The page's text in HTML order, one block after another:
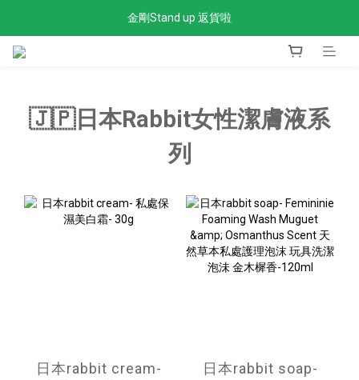
全單滿$300免運費
金剛Stand up 返貨啦
🇯🇵日本Rabbit女性潔膚液系
列
日本rabbit cream-
日本rabbit soap-